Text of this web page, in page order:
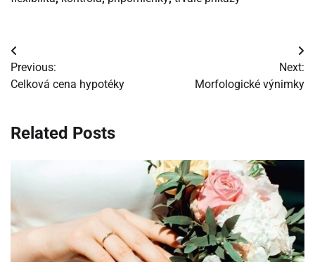
Navigácia
v
Previous:
Celková cena hypotéky
Next:
Morfologické výnimky
Related Posts